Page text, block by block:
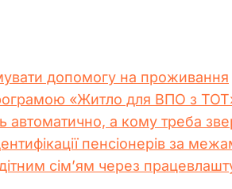
допомогу на проживання
«Житло для ВПО з
автоматично, а кому треба
пенсіонерів за
сім’ям через